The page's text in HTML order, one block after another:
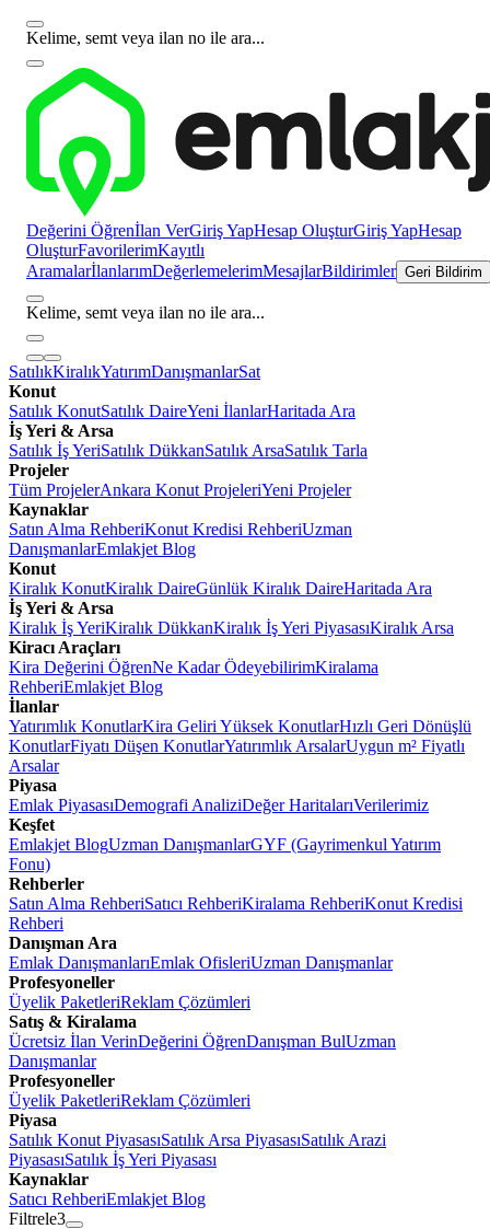
Kelime, semt veya ilan no ile ara...
Değerini Öğrenİlan VerGiriş YapHesap OluşturGiriş YapHesap
OluşturFavorilerimKayıtlı
AramalarİlanlarımDeğerlemelerimMesajlarBildirimler Geri Bildirim
Kelime, semt veya ilan no ile ara...
SatılıkKiralıkYatırımDanışmanlarSat
Konut
Satılık KonutSatılık DaireYeni İlanlarHaritada Ara
İş Yeri & Arsa
Satılık İş YeriSatılık DükkanSatılık ArsaSatılık Tarla
Projeler
Tüm ProjelerAnkara Konut ProjeleriYeni Projeler
Kaynaklar
Satın Alma RehberiKonut Kredisi RehberiUzman
DanışmanlarEmlakjet Blog
Konut
Kiralık KonutKiralık DaireGünlük Kiralık DaireHaritada Ara
İş Yeri & Arsa
Kiralık İş YeriKiralık DükkanKiralık İş Yeri PiyasasıKiralık Arsa
Kiracı Araçları
Kira Değerini ÖğrenNe Kadar ÖdeyebilirimKiralama
RehberiEmlakjet Blog
İlanlar
Yatırımlık KonutlarKira Geliri Yüksek KonutlarHızlı Geri Dönüşlü
KonutlarFiyatı Düşen KonutlarYatırımlık ArsalarUygun m² Fiyatlı
Arsalar
Piyasa
Emlak PiyasasıDemografi AnaliziDeğer HaritalarıVerilerimiz
Keşfet
Emlakjet BlogUzman DanışmanlarGYF (Gayrimenkul Yatırım
Fonu)
Rehberler
Satın Alma RehberiSatıcı RehberiKiralama RehberiKonut Kredisi
Rehberi
Danışman Ara
Emlak DanışmanlarıEmlak OfisleriUzman Danışmanlar
Profesyoneller
Üyelik PaketleriReklam Çözümleri
Satış & Kiralama
Ücretsiz İlan VerinDeğerini ÖğrenDanışman BulUzman
Danışmanlar
Profesyoneller
Üyelik PaketleriReklam Çözümleri
Piyasa
Satılık Konut PiyasasıSatılık Arsa PiyasasıSatılık Arazi
PiyasasıSatılık İş Yeri Piyasası
Kaynaklar
Satıcı RehberiEmlakjet Blog
Filtrele3